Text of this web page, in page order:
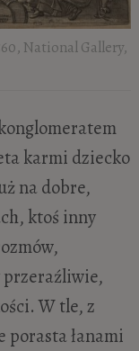
National Gallery,
karmi dziecko
na dobre,
ktoś inny
przeraźliwie,
W tle, z
porasta łanami